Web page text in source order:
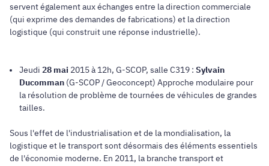
servent également aux échanges entre la direction commerciale
(qui exprime des demandes de fabrications) et la direction
logistique (qui construit une réponse industrielle).
Jeudi 28 mai 2015 à 12h, G-SCOP, salle C319 : Sylvain
Ducomman (G-SCOP / Geoconcept) Approche modulaire pour
la résolution de problème de tournées de véhicules de grandes
tailles.
Sous l'effet de l'industrialisation et de la mondialisation, la
logistique et le transport sont désormais des éléments essentiels
de l'économie moderne. En 2011, la branche transport et